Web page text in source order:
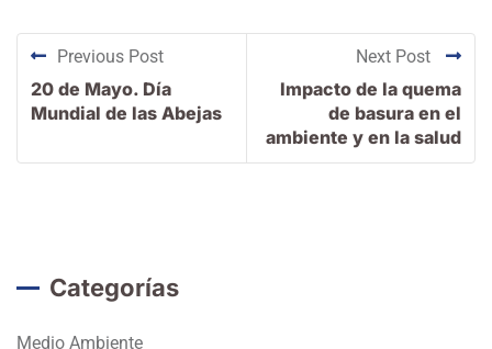
Previous Post
20 de Mayo. Día
Mundial de las Abejas
Next Post
Impacto de la quema
de basura en el
ambiente y en la salud
Categorías
Medio Ambiente